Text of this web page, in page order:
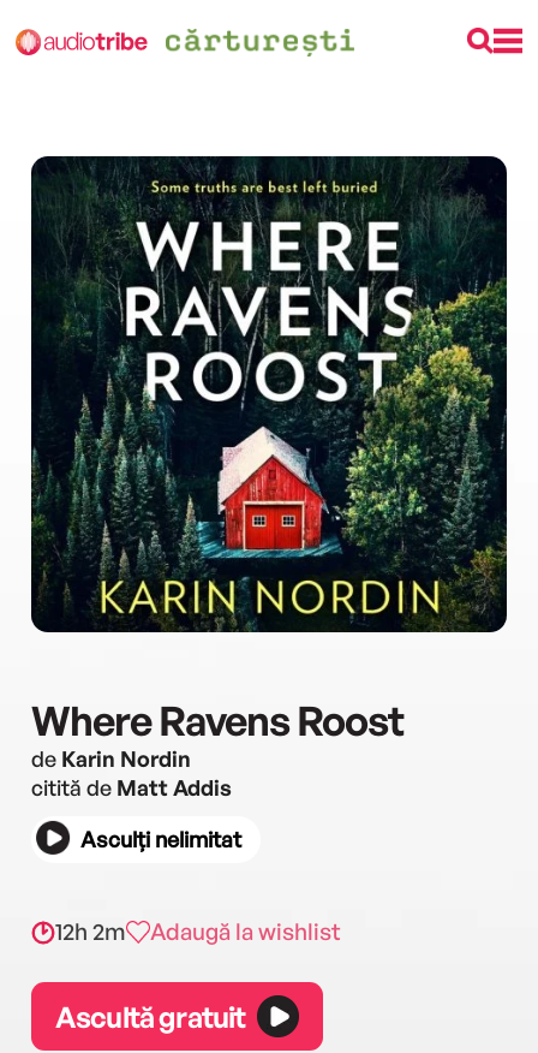
Where Ravens Roost
de Karin Nordin
citită de Matt Addis
Asculți nelimitat
12h 2m Adaugă la wishlist
Ascultă gratuit